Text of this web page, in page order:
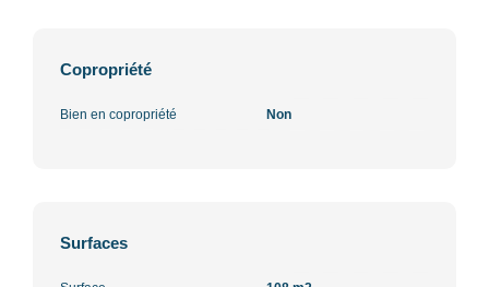
Copropriété
Bien en copropriété Non
Surfaces